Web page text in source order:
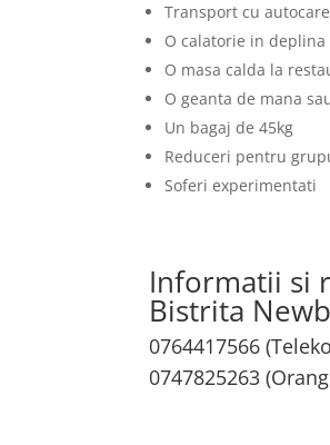
Transport cu
O calatorie in
O masa calda la
O geanta de mana
Un bagaj de 45kg
Reduceri pentru
Soferi experimentati
Informatii si
Bistrita
0764417566
0747825263